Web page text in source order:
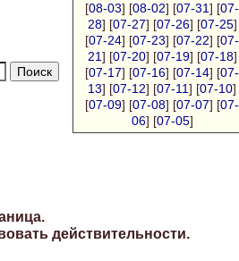
[08-03] [08-02] [07-31] [07-
28] [07-27] [07-26] [07-25]
[07-24] [07-23] [07-22] [07-
21] [07-20] [07-19] [07-18]
[07-17] [07-16] [07-14] [07-
13] [07-12] [07-11] [07-10]
[07-09] [07-08] [07-07] [07-
06] [07-05]
действительности.